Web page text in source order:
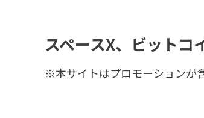
スペースX、ビット
※本サイトはプロモーションが